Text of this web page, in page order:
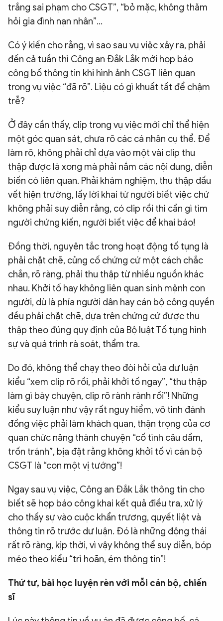
trắng sai phạm cho CSGT”, “bỏ mặc, không thăm
hỏi gia đình nạn nhân”…
Có ý kiến cho rằng, vì sao sau vụ việc xảy ra, phải
đến cả tuần thì Công an Đắk Lắk mới họp báo
công bố thông tin khi hình ảnh CSGT liên quan
trong vụ việc “đã rõ”. Liệu có gì khuất tất để chậm
trễ?
Ở đây cần thấy, clip trong vụ việc mới chỉ thể hiện
một góc quan sát, chưa rõ các cá nhân cụ thể. Để
làm rõ, không phải chỉ dựa vào một vài clip thu
thập được là xong mà phải nắm các nội dung, diễn
biến có liên quan. Phải khám nghiệm, thu thập dấu
vết hiện trường, lấy lời khai từ người biết việc chứ
không phải suy diễn rằng, có clip rồi thì cần gì tìm
người chứng kiến, người biết việc để khai báo!
Đồng thời, nguyên tắc trong hoạt động tố tụng là
phải chặt chẽ, củng cố chứng cứ một cách chắc
chắn, rõ ràng, phải thu thập từ nhiều nguồn khác
nhau. Khởi tố hay không liên quan sinh mệnh con
người, dù là phía người dân hay cán bộ công quyền
đều phải chặt chẽ, dựa trên chứng cứ được thu
thập theo đúng quy định của Bộ luật Tố tụng hình
sự và quá trình rà soát, thẩm tra.
Do đó, không thể chạy theo đòi hỏi của dư luận
kiểu “xem clip rõ rồi, phải khởi tố ngay”, “thu thập
làm gì bày chuyện, clip rõ rành rành rồi”! Những
kiểu suy luận như vậy rất nguy hiểm, vô tình đánh
đồng việc phải làm khách quan, thận trọng của cơ
quan chức năng thành chuyện “cố tình câu dầm,
trốn tránh”, bịa đặt rằng không khởi tố vì cán bộ
CSGT là “con một vị tướng”!
Ngay sau vụ việc, Công an Đắk Lắk thông tin cho
biết sẽ họp báo công khai kết quả điều tra, xử lý
cho thấy sự vào cuộc khẩn trương, quyết liệt và
thông tin rõ trước dư luận. Đó là những động thái
rất rõ ràng, kịp thời, vì vậy không thể suy diễn, bóp
méo theo kiểu “trì hoãn, ém thông tin”!
Thứ tư, bài học luyện rèn với mỗi cán bộ, chiến
sĩ